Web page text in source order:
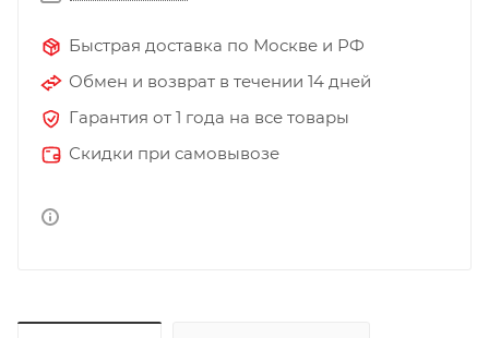
Быстрая доставка по Москве и РФ
Обмен и возврат в течении 14 дней
Гарантия от 1 года на все товары
Скидки при самовывозе